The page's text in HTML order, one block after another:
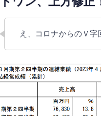
え、コロナからのＶ字